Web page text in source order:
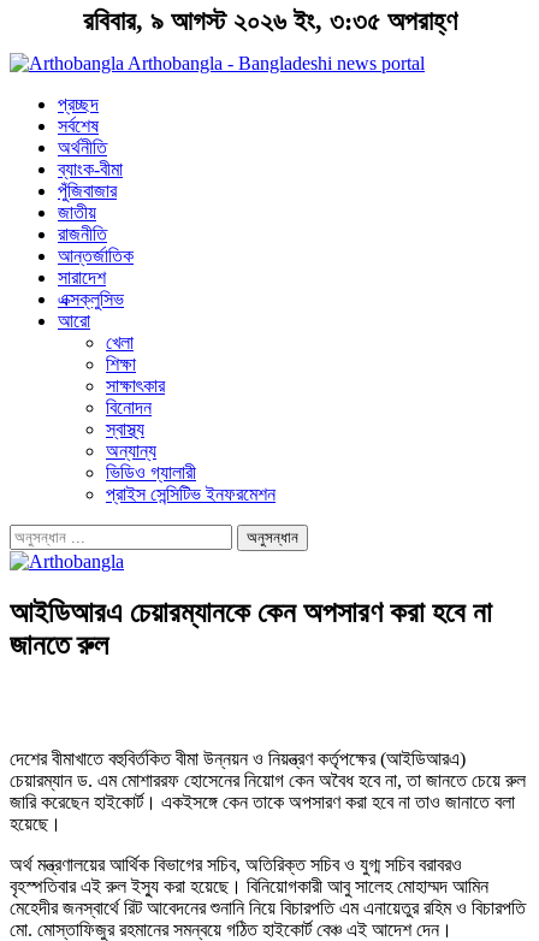
রবিবার, ৯ আগস্ট ২০২৬ ইং, ৩:৩৫ অপরাহ্ণ
Arthobangla - Bangladeshi news portal
প্রচ্ছদ
সর্বশেষ
অর্থনীতি
ব্যাংক-বীমা
পুঁজিবাজার
জাতীয়
রাজনীতি
আন্তর্জাতিক
সারাদেশ
এক্সক্লুসিভ
আরো
খেলা
শিক্ষা
সাক্ষাৎকার
বিনোদন
স্বাস্থ্য
অন্যান্য
ভিডিও গ্যালারী
প্রাইস সেন্সিটিভ ইনফরমেশন
আইডিআরএ চেয়ারম্যানকে কেন অপসারণ করা হবে না
জানতে রুল
দেশের বীমাখাতে বহুবির্তকিত বীমা উন্নয়ন ও নিয়ন্ত্রণ কর্তৃপক্ষের (আইডিআরএ)
চেয়ারম্যান ড. এম মোশাররফ হোসেনের নিয়োগ কেন অবৈধ হবে না, তা জানতে চেয়ে রুল
জারি করেছেন হাইকোর্ট। একইসঙ্গে কেন তাকে অপসারণ করা হবে না তাও জানাতে বলা
হয়েছে।
অর্থ মন্ত্রণালয়ের আর্থিক বিভাগের সচিব, অতিরিক্ত সচিব ও যুগ্ম সচিব বরাবরও
বৃহস্পতিবার এই রুল ইস্যু করা হয়েছে। বিনিয়োগকারী আবু সালেহ মোহাম্মদ আমিন
মেহেদীর জনস্বার্থে রিট আবেদনের শুনানি নিয়ে বিচারপতি এম এনায়েতুর রহিম ও বিচারপতি
মো. মোস্তাফিজুর রহমানের সমন্বয়ে গঠিত হাইকোর্ট বেঞ্চ এই আদেশ দেন।